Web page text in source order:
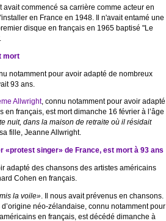
commencé sa carrière comme acteur en
en France en 1948. Il n'avait entamé une
disque en français en 1965 baptisé "Le
mort
notamment pour avoir adapté de nombreux
93 ans.
Allwright, connu notamment pour avoir adapté
français, est mort dimanche 16 février à l’âge
nuit, dans la maison de retraite où il résidait
fille, Jeanne Allwright.
«protest singer» de France, est mort à 93 ans
adapté des chansons des artistes américains
Cohen en français.
la voile». Il nous avait prévenus en chansons.
néo-zélandaise, connu notamment pour
en français, est décédé dimanche à